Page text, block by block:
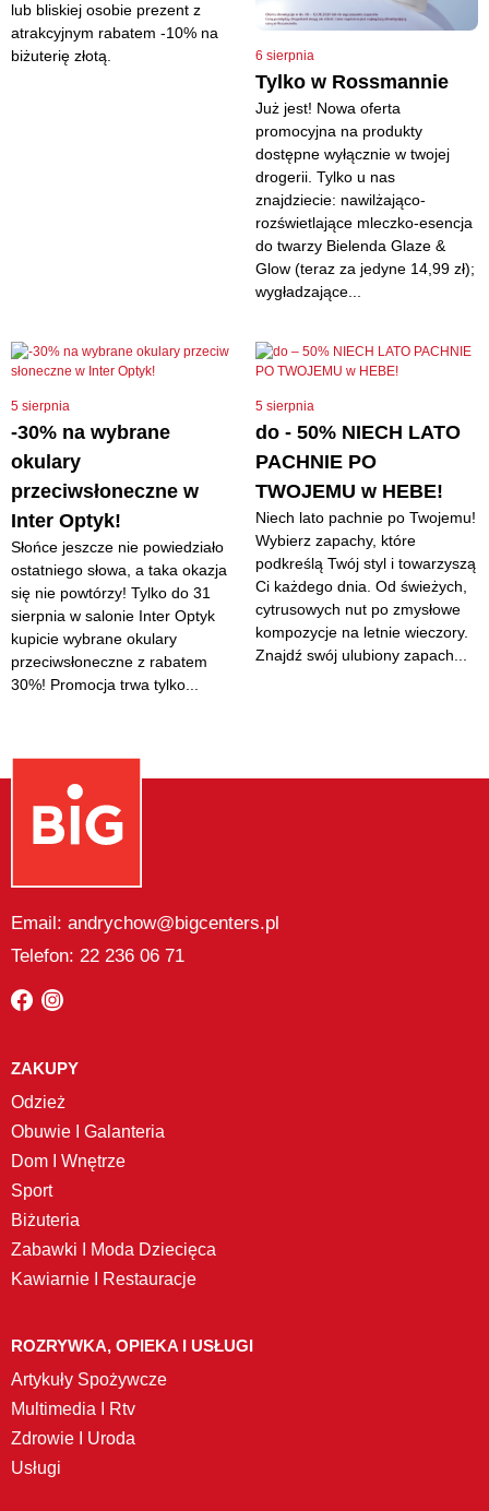
lub bliskiej osobie prezent z
atrakcyjnym rabatem -10% na
biżuterię złotą.
6 sierpnia
Tylko w Rossmannie
Już jest! Nowa oferta
promocyjna na produkty
dostępne wyłącznie w twojej
drogerii. Tylko u nas
znajdziecie: nawilżająco-
rozświetlające mleczko-esencja
do twarzy Bielenda Glaze &
Glow (teraz za jedyne 14,99 zł);
wygładzające...
5 sierpnia
-30% na wybrane
okulary
przeciwsłoneczne w
Inter Optyk!
Słońce jeszcze nie powiedziało
ostatniego słowa, a taka okazja
się nie powtórzy! Tylko do 31
sierpnia w salonie Inter Optyk
kupicie wybrane okulary
przeciwsłoneczne z rabatem
30%! Promocja trwa tylko...
5 sierpnia
do - 50% NIECH LATO
PACHNIE PO
TWOJEMU w HEBE!
Niech lato pachnie po Twojemu!
Wybierz zapachy, które
podkreślą Twój styl i towarzyszą
Ci każdego dnia. Od świeżych,
cytrusowych nut po zmysłowe
kompozycje na letnie wieczory.
Znajdź swój ulubiony zapach...
Email: andrychow@bigcenters.pl
Telefon: 22 236 06 71
ZAKUPY
Odzież
Obuwie I Galanteria
Dom I Wnętrze
Sport
Biżuteria
Zabawki I Moda Dziecięca
Kawiarnie I Restauracje
ROZRYWKA, OPIEKA I USŁUGI
Artykuły Spożywcze
Multimedia I Rtv
Zdrowie I Uroda
Usługi